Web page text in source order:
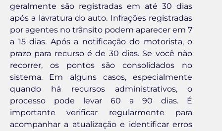
geralmente são registradas em até 30 dias
após a lavratura do auto. Infrações registradas
por agentes no trânsito podem aparecer em 7
a 15 dias. Após a notificação do motorista, o
prazo para recurso é de 30 dias. Se você não
recorrer, os pontos são consolidados no
sistema. Em alguns casos, especialmente
quando há recursos administrativos, o
processo pode levar 60 a 90 dias. É
importante verificar regularmente para
acompanhar a atualização e identificar erros